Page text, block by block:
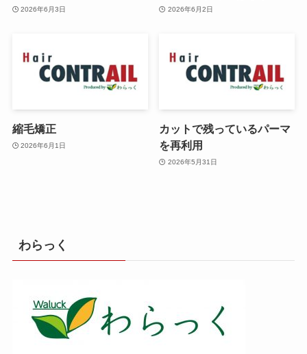
2026年6月3日 2026年6月2日
縮毛矯正
2026年6月1日
カットで残っているパーマ
を再利用
2026年5月31日
わらっく